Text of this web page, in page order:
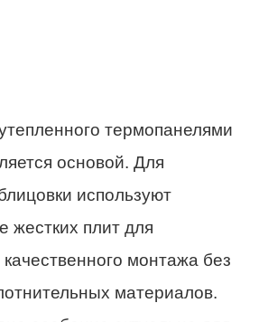
термопанелями
основой. Для
используют
жестких плит для
монтажа без
материалов.